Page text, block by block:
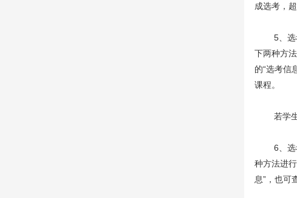
成选考，
5、选考
下两种方
的“选考信
课程。
若学生未
6、选考
种方法进
息”，也可